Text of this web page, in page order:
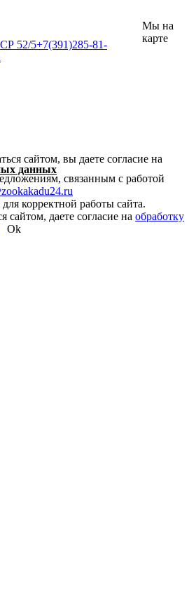
52/5+7(391)285-81-
Мы на
карте
сайтом, вы даете согласие на
данных
связанным с работой
корректной работы сайта.
сайтом, даете согласие на обработку
Ok